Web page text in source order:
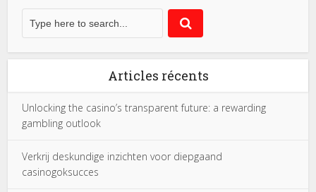
Articles récents
Unlocking the casino’s transparent future: a rewarding
gambling outlook
Verkrij deskundige inzichten voor diepgaand
casinogoksucces